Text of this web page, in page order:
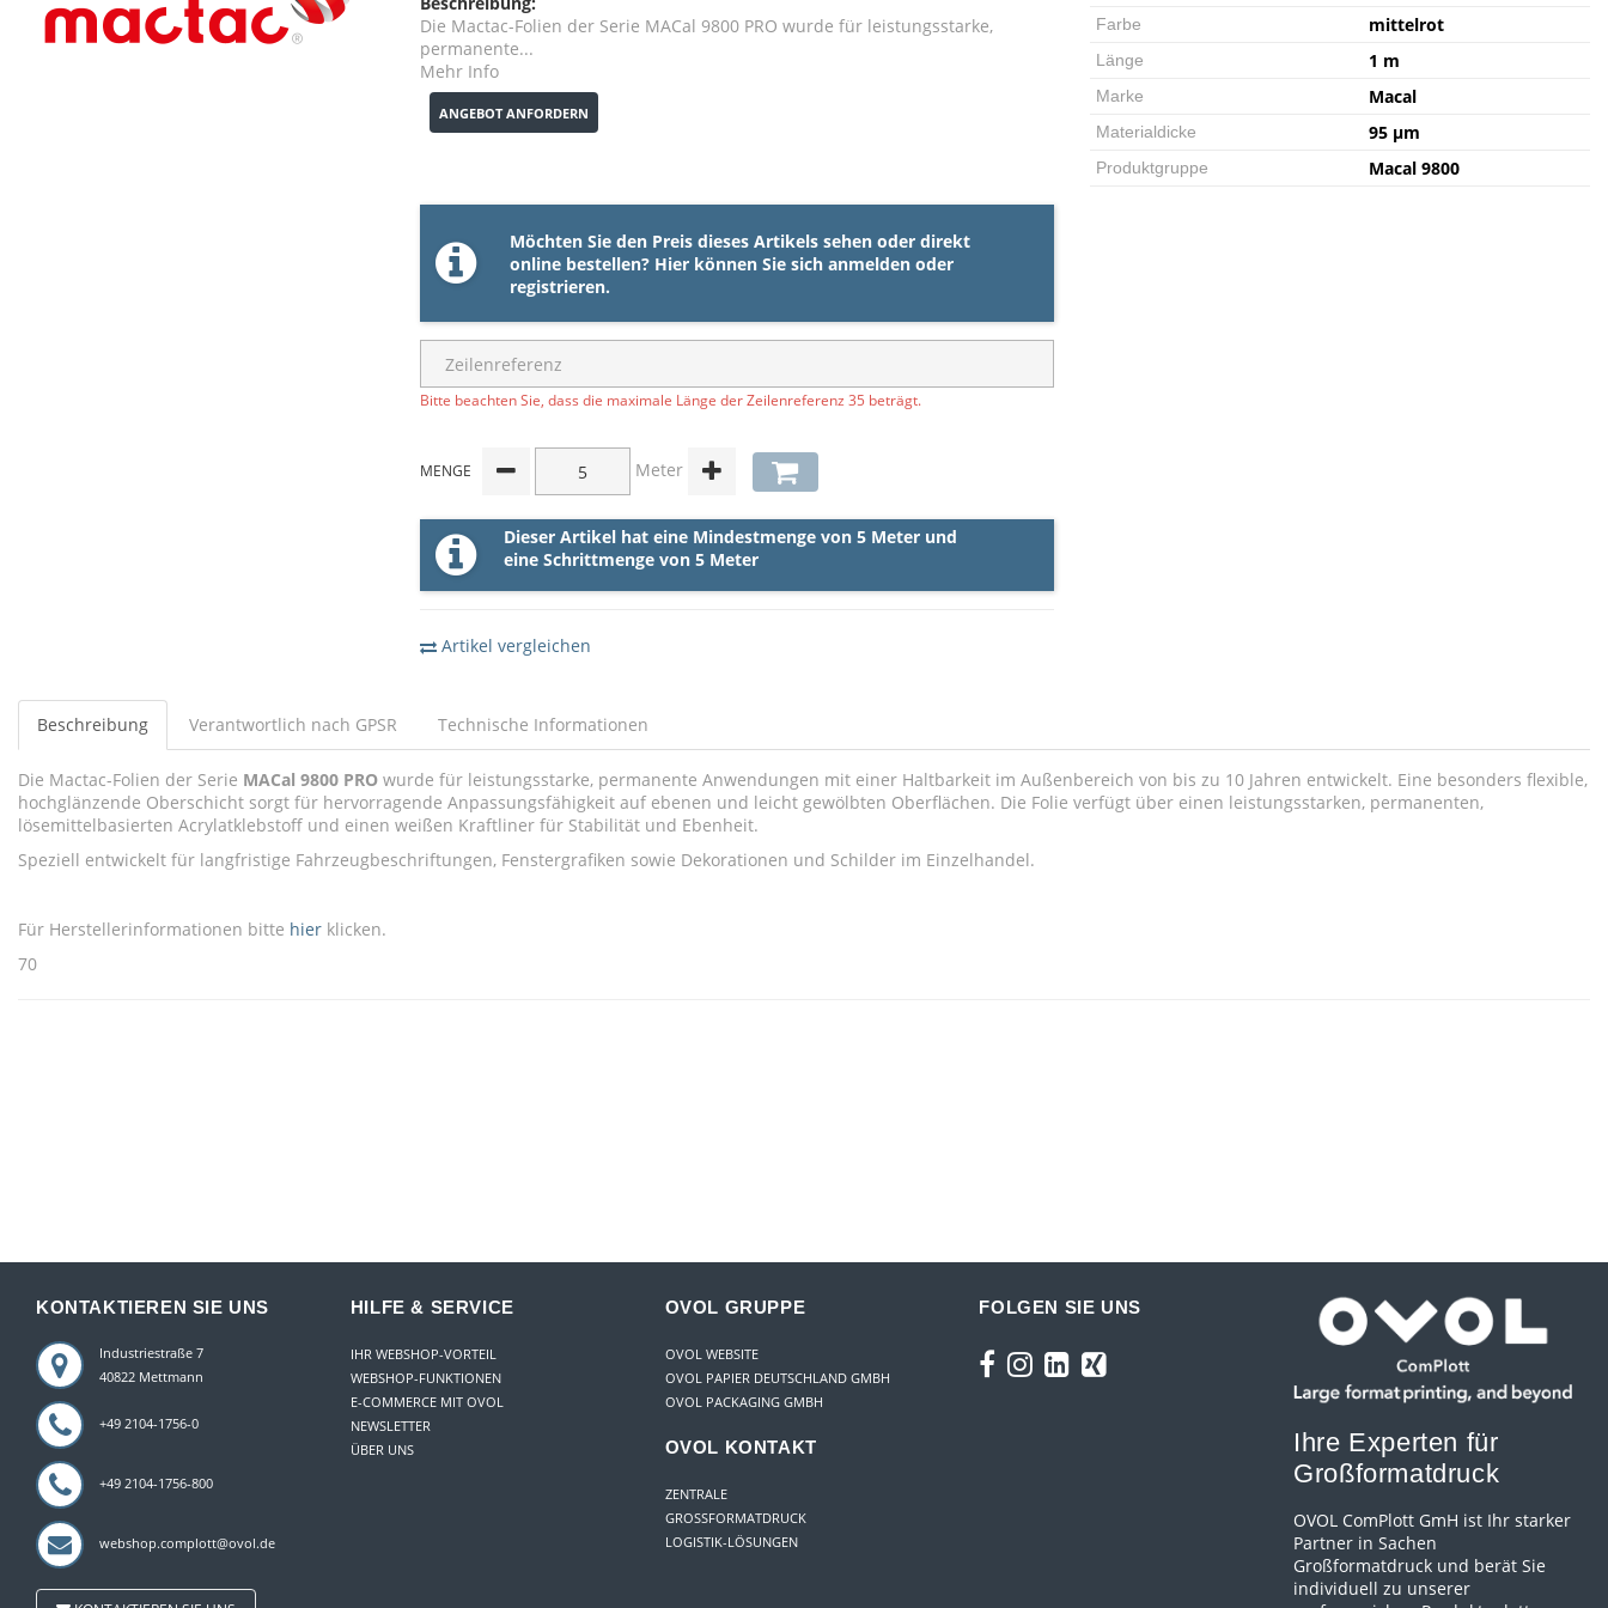
Die Mactac-Folien der Serie MACal 9800 PRO wurde für leistungsstarke,
permanente...
Mehr Info
ANGEBOT ANFORDERN
Möchten Sie den Preis dieses Artikels sehen oder direkt
online bestellen? Hier können Sie sich anmelden oder
registrieren.
Bitte beachten Sie, dass die maximale Länge der Zeilenreferenz 35 beträgt.
MENGE Meter
Dieser Artikel hat eine Mindestmenge von 5 Meter und
eine Schrittmenge von 5 Meter
Artikel vergleichen
Farbe mittelrot
Länge 1 m
Marke Macal
Materialdicke 95 µm
Produktgruppe Macal 9800
Beschreibung Verantwortlich nach GPSR Technische Informationen
Die Mactac-Folien der Serie MACal 9800 PRO wurde für leistungsstarke, permanente Anwendungen mit einer Haltbarkeit im Außenbereich von bis zu 10 Jahren entwickelt. Eine besonders flexible,
hochglänzende Oberschicht sorgt für hervorragende Anpassungsfähigkeit auf ebenen und leicht gewölbten Oberflächen. Die Folie verfügt über einen leistungsstarken, permanenten,
lösemittelbasierten Acrylatklebstoff und einen weißen Kraftliner für Stabilität und Ebenheit.
Speziell entwickelt für langfristige Fahrzeugbeschriftungen, Fenstergrafiken sowie Dekorationen und Schilder im Einzelhandel.
Für Herstellerinformationen bitte hier klicken.
70
KONTAKTIEREN SIE UNS
Industriestraße 7
40822 Mettmann
+49 2104-1756-0
+49 2104-1756-800
webshop.complott@ovol.de
HILFE & SERVICE
IHR WEBSHOP-VORTEIL
WEBSHOP-FUNKTIONEN
E-COMMERCE MIT OVOL
NEWSLETTER
ÜBER UNS
OVOL GRUPPE
OVOL WEBSITE
OVOL PAPIER DEUTSCHLAND GMBH
OVOL PACKAGING GMBH
OVOL KONTAKT
ZENTRALE
GROSSFORMATDRUCK
LOGISTIK-LÖSUNGEN
FOLGEN SIE UNS
Ihre Experten für
Großformatdruck
OVOL ComPlott GmH ist Ihr starker
Partner in Sachen
Großformatdruck und berät Sie
individuell zu unserer